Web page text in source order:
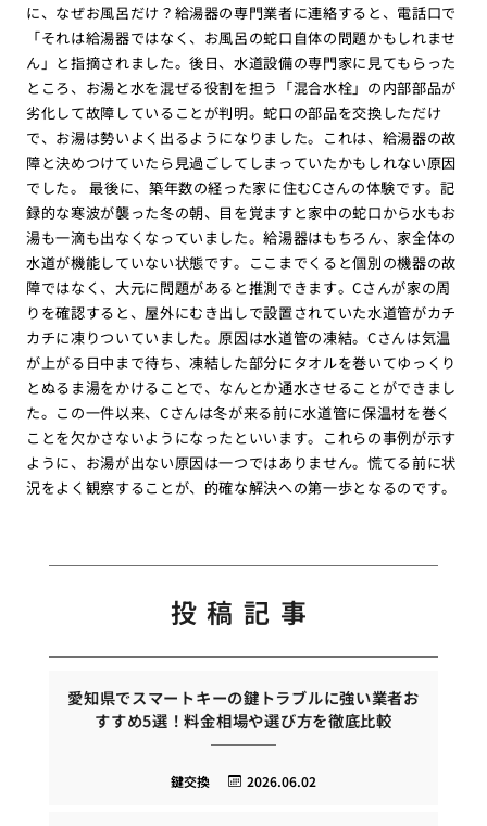
に、なぜお風呂だけ？給湯器の専門業者に連絡すると、電話口で
「それは給湯器ではなく、お風呂の蛇口自体の問題かもしれませ
ん」と指摘されました。後日、水道設備の専門家に見てもらった
ところ、お湯と水を混ぜる役割を担う「混合水栓」の内部部品が
劣化して故障していることが判明。蛇口の部品を交換しただけ
で、お湯は勢いよく出るようになりました。これは、給湯器の故
障と決めつけていたら見過ごしてしまっていたかもしれない原因
でした。 最後に、築年数の経った家に住むCさんの体験です。記
録的な寒波が襲った冬の朝、目を覚ますと家中の蛇口から水もお
湯も一滴も出なくなっていました。給湯器はもちろん、家全体の
水道が機能していない状態です。ここまでくると個別の機器の故
障ではなく、大元に問題があると推測できます。Cさんが家の周
りを確認すると、屋外にむき出しで設置されていた水道管がカチ
カチに凍りついていました。原因は水道管の凍結。Cさんは気温
が上がる日中まで待ち、凍結した部分にタオルを巻いてゆっくり
とぬるま湯をかけることで、なんとか通水させることができまし
た。この一件以来、Cさんは冬が来る前に水道管に保温材を巻く
ことを欠かさないようになったといいます。これらの事例が示す
ように、お湯が出ない原因は一つではありません。慌てる前に状
況をよく観察することが、的確な解決への第一歩となるのです。
投稿記事
愛知県でスマートキーの鍵トラブルに強い業者お
すすめ5選！料金相場や選び方を徹底比較
2026.06.02
鍵交換